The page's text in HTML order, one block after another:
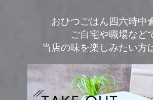
おひつごはん四六時中
ご自宅や職場など
当店の味を楽しみたい方